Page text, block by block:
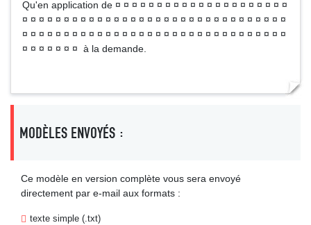
Qu'en application de ¤ ¤ ¤ ¤ ¤ ¤ ¤ ¤ ¤ ¤ ¤ ¤ ¤ ¤ ¤ ¤ ¤ ¤ ¤ ¤ ¤
¤ ¤ ¤ ¤ ¤ ¤ ¤ ¤ ¤ ¤ ¤ ¤ ¤ ¤ ¤ ¤ ¤ ¤ ¤ ¤ ¤ ¤ ¤ ¤ ¤ ¤ ¤ ¤ ¤ ¤ ¤ ¤
¤ ¤ ¤ ¤ ¤ ¤ ¤ ¤ ¤ ¤ ¤ ¤ ¤ ¤ ¤ ¤ ¤ ¤ ¤ ¤ ¤ ¤ ¤ ¤ ¤ ¤ ¤ ¤ ¤ ¤ ¤ ¤
¤ ¤ ¤ ¤ ¤ ¤ ¤ à la demande.
MODÈLES ENVOYÉS :
Ce modèle en version complète vous sera envoyé
directement par e-mail aux formats :
texte simple (.txt)